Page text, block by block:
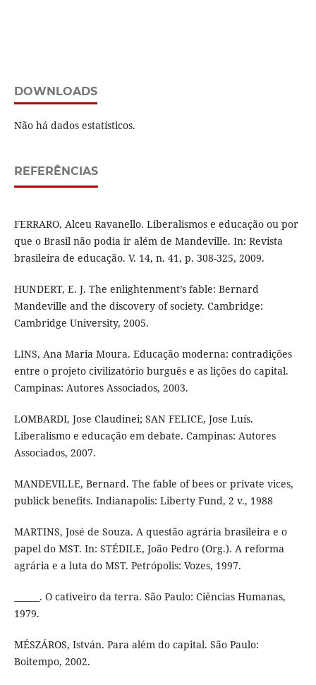
DOWNLOADS
Não há dados estatísticos.
REFERÊNCIAS
FERRARO, Alceu Ravanello. Liberalismos e educação ou por
que o Brasil não podia ir além de Mandeville. In: Revista
brasileira de educação. V. 14, n. 41, p. 308-325, 2009.
HUNDERT, E. J. The enlightenment’s fable: Bernard
Mandeville and the discovery of society. Cambridge:
Cambridge University, 2005.
LINS, Ana Maria Moura. Educação moderna: contradições
entre o projeto civilizatório burguês e as lições do capital.
Campinas: Autores Associados, 2003.
LOMBARDI, Jose Claudinei; SAN FELICE, Jose Luís.
Liberalismo e educação em debate. Campinas: Autores
Associados, 2007.
MANDEVILLE, Bernard. The fable of bees or private vices,
publick benefits. Indianapolis: Liberty Fund, 2 v., 1988
MARTINS, José de Souza. A questão agrária brasileira e o
papel do MST. In: STÉDILE, João Pedro (Org.). A reforma
agrária e a luta do MST. Petrópolis: Vozes, 1997.
______. O cativeiro da terra. São Paulo: Ciências Humanas,
1979.
MÉSZÁROS, István. Para além do capital. São Paulo:
Boitempo, 2002.